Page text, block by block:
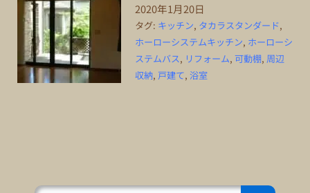
2020年1月20日
タグ: キッチン, タカラスタンダード,
ホーローシステムキッチン, ホーローシ
ステムバス, リフォーム, 可動棚, 周辺
収納, 戸建て, 浴室
Search Search Button